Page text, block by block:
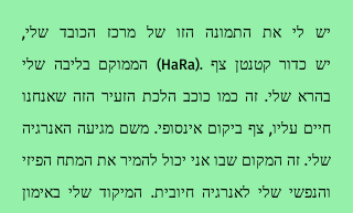
יש לי את התמונה הזו של מרכז הכובד שלי,
הממוקם בליבה שלי (HaRa). יש כדור קטנטן צף
בהרא שלי. זה כמו כוכב הלכת הזעיר הזה שאנחנו
חיים עליו, צף ביקום אינסופי. משם מגיעה האנרגיה
שלי. זה המקום שבו אני יכול להמיר את המתח הפיזי
והנפשי שלי לאנרגיה חיובית. המיקוד שלי באימון